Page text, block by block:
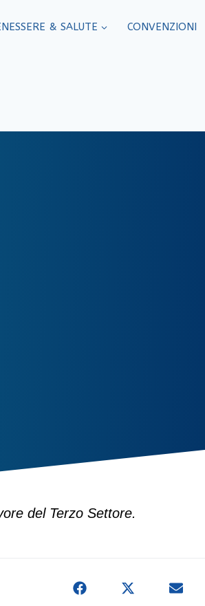
& SALUTE CONVENZIONI
del Terzo Settore.